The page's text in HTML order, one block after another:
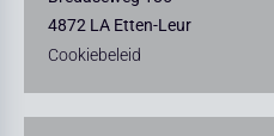
4872 LA Etten-Leur
Cookiebeleid